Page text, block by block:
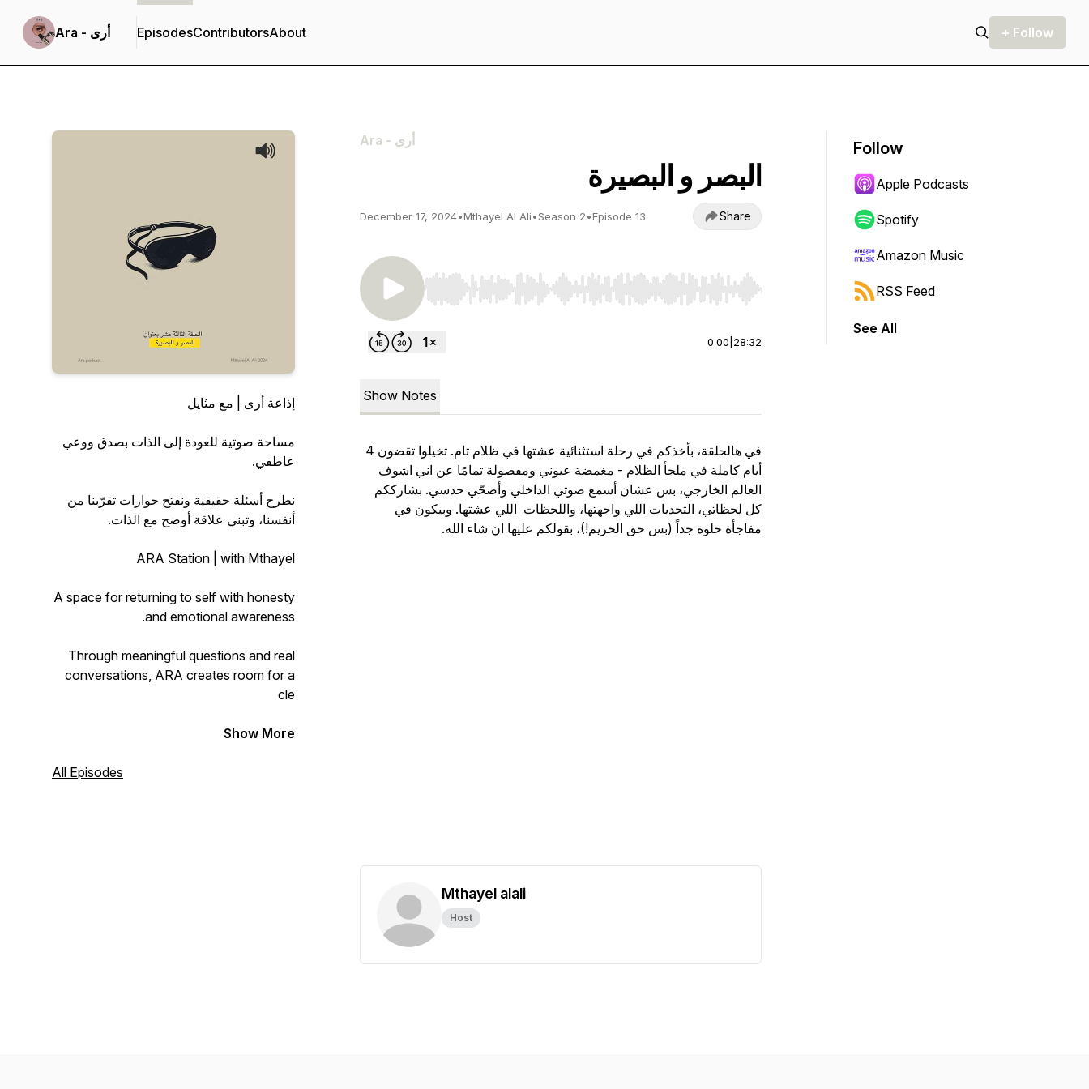
Ara - أرى EpisodesContributorsAbout + Follow
إذاعة أرى | مع مثايل
مساحة صوتية للعودة إلى الذات بصدق ووعي
عاطفي.
نطرح أسئلة حقيقية ونفتح حوارات تقرّبنا من
أنفسنا، وتبني علاقة أوضح مع الذات.
ARA Station | with Mthayel
A space for returning to self with honesty
and emotional awareness.
Through meaningful questions and real
conversations, ARA creates room for a
cle
Show More
All Episodes
Ara - أرى
البصر و البصيرة
December 17, 2024•Mthayel Al Ali•Season 2•Episode 13 Share
Use Left/Right to seek, Home/End to jump to start or end. Hold shift to jump forward or backward.
0:00 28:32
Show Notes
في هالحلقة، بأخذكم في رحلة استثنائية عشتها في ظلام تام. تخيلوا تقضون 4
أيام كاملة في ملجأ الظلام - مغمضة عيوني ومفصولة تمامًا عن اني اشوف
العالم الخارجي، بس عشان أسمع صوتي الداخلي وأصحّي حدسي. بشارككم
كل لحظاتي، التحديات اللي واجهتها، واللحظات اللي عشتها. وبيكون في
مفاجأة حلوة جداً (بس حق الحريم!)، بقولكم عليها ان شاء الله.
Mthayel alali
Host
Follow
Apple Podcasts
Spotify
Amazon Music
RSS Feed
See All